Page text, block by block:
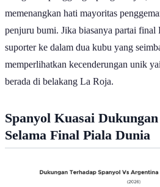
Lamine Yamal memegang trofi Piala
menundukkan Argentina dengan skor